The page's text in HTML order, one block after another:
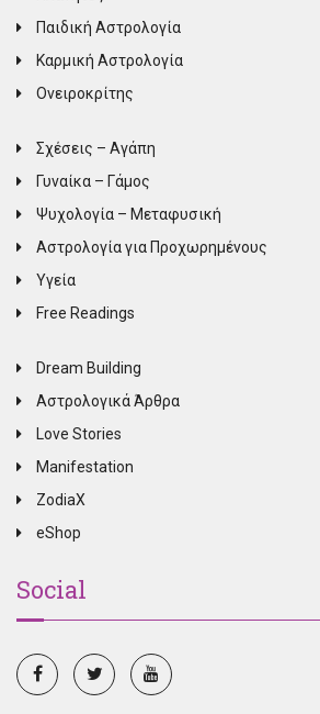
Παιδική Αστρολογία
Καρμική Αστρολογία
Ονειροκρίτης
Σχέσεις – Αγάπη
Γυναίκα – Γάμος
Ψυχολογία – Μεταφυσική
Αστρολογία για Προχωρημένους
Υγεία
Free Readings
Dream Building
Αστρολογικά Άρθρα
Love Stories
Manifestation
ZodiaX
eShop
Social